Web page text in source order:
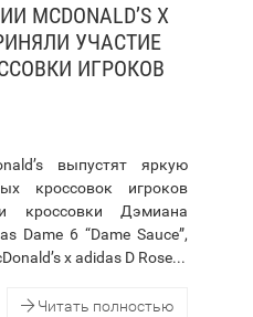
X
УЧАСТИЕ
ИГРОКОВ
выпустят яркую
кроссовок игроков
кроссовки Дэмиана
Dame 6 “Dame Sauce”,
x adidas D Rose...
Читать полностью